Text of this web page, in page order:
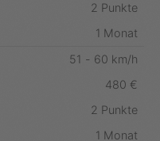
2 Punkte
1 Monat
51 - 60 km/h
480 €
2 Punkte
1 Monat